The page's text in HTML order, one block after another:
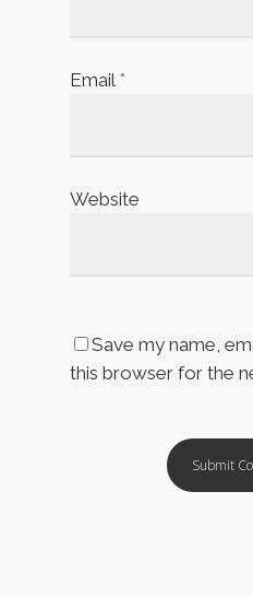
Email *
Website
Save my name,
this browser for the